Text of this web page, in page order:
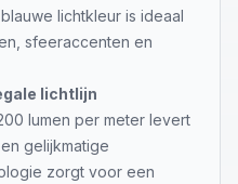
lichtkleur is ideaal
sfeeraccenten en
lichtlijn
lumen per meter levert
gelijkmatige
zorgt voor een